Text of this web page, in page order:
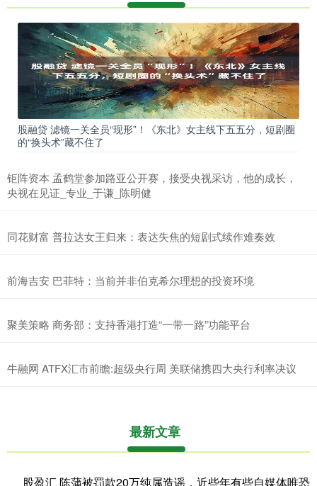
股融贷 滤镜一关全员“现形”！《东北》女主线下五五分，短剧圈
的“换头术”藏不住了
钜阵资本 孟鹤堂参加路亚公开赛，接受央视采访，他的成长，
央视在见证_专业_于谦_陈明健
同花财富 普拉达女王归来：表达失焦的短剧式续作难奏效
前海吉安 巴菲特：当前并非伯克希尔理想的投资环境
聚美策略 商务部：支持香港打造“一带一路”功能平台
牛融网 ATFX汇市前瞻:超级央行周 美联储携四大央行利率决议
最新文章
股盈汇 陈蒲被罚款20万纯属造谣，近些年有些自媒体唯恐